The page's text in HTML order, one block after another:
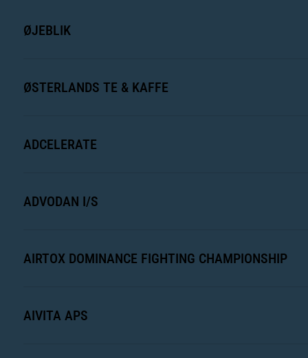
ØJEBLIK
ØSTERLANDS TE & KAFFE
ADCELERATE
ADVODAN I/S
AIRTOX DOMINANCE FIGHTING CHAMPIONSHIP
AIVITA APS